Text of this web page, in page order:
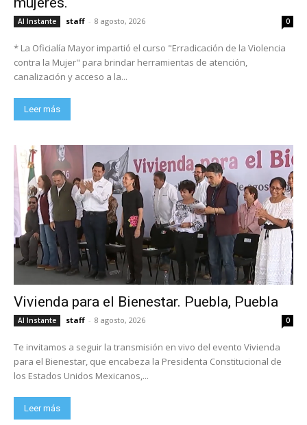
Al Instante staff - 8 agosto, 2026 0
* La Oficialía Mayor impartió el curso "Erradicación de la Violencia
contra la Mujer" para brindar herramientas de atención,
canalización y acceso a la...
Leer más
Vivienda para el Bienestar. Puebla, Puebla
Al Instante staff - 8 agosto, 2026 0
Te invitamos a seguir la transmisión en vivo del evento Vivienda
para el Bienestar, que encabeza la Presidenta Constitucional de
los Estados Unidos Mexicanos,...
Leer más